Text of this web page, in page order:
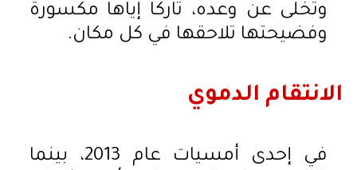
وتخلى عن وعده، تاركًا إياها مكسورة
وفضيحتها تلاحقها في كل مكان.
الانتقام الدموي
في إحدى أمسيات عام 2013، بينما